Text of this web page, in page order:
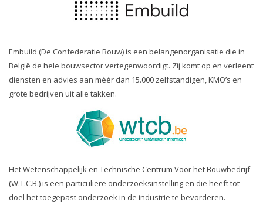
Embuild (De Confederatie Bouw) is een belangenorganisatie die in
België de hele bouwsector vertegenwoordigt. Zij komt op en verleent
diensten en advies aan méér dan 15.000 zelfstandigen, KMO’s en
grote bedrijven uit alle takken.
Het Wetenschappelijk en Technische Centrum Voor het Bouwbedrijf
(W.T.C.B.) is een particuliere onderzoeksinstelling en die heeft tot
doel het toegepast onderzoek in de industrie te bevorderen.